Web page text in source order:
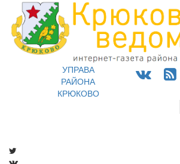
УПРАВА
РАЙОНА
КРЮКОВО